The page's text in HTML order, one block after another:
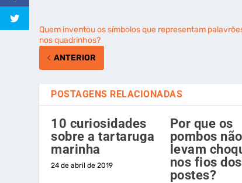
Quem inventou os símbolos que representam
nos quadrinhos?
ANTERIOR
POSTAGENS RELACIONADAS
10 curiosidades
sobre a tartaruga
marinha
24 de abril de 2019
Por que os
pombos não
levam
nos fios dos
postes?